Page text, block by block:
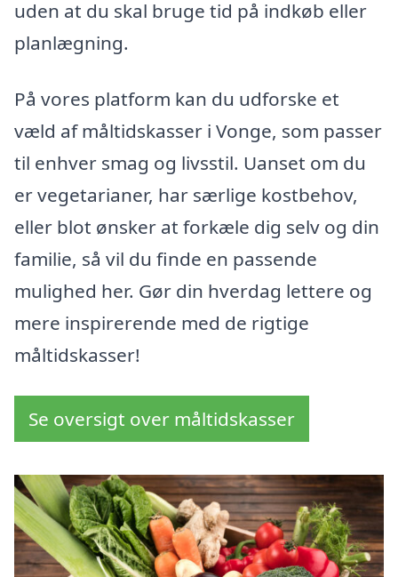
uden at du skal bruge tid på indkøb eller
planlægning.
På vores platform kan du udforske et
væld af måltidskasser i Vonge, som passer
til enhver smag og livsstil. Uanset om du
er vegetarianer, har særlige kostbehov,
eller blot ønsker at forkæle dig selv og din
familie, så vil du finde en passende
mulighed her. Gør din hverdag lettere og
mere inspirerende med de rigtige
måltidskasser!
Se oversigt over måltidskasser